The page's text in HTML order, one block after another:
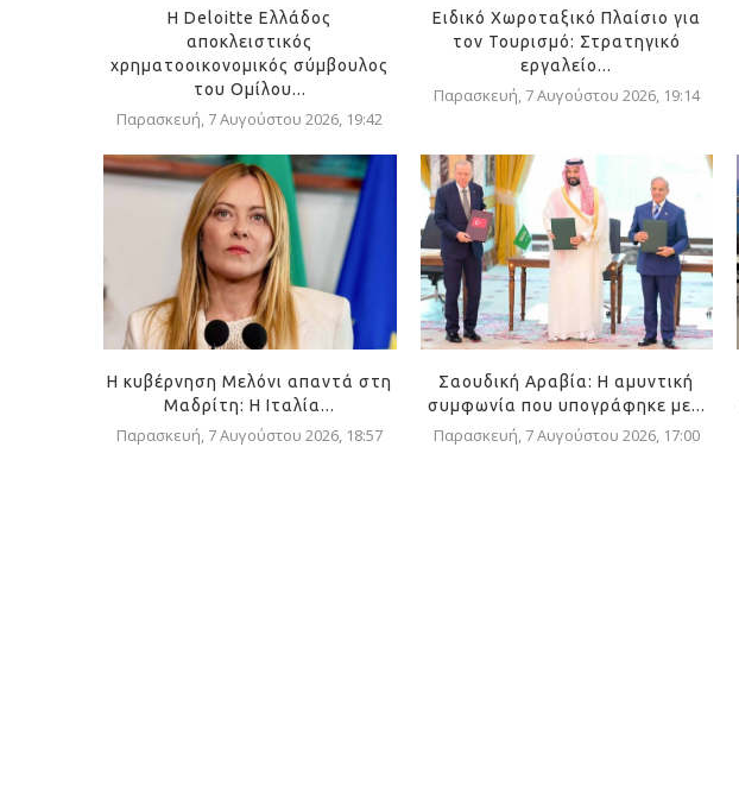
Η Deloitte Ελλάδος
αποκλειστικός
χρηματοοικονομικός σύμβουλος
του Ομίλου...
Παρασκευή, 7 Αυγούστου 2026, 19:42
Ειδικό Χωροταξικό Πλαίσιο για
τον Τουρισμό: Στρατηγικό
εργαλείο...
Παρασκευή, 7 Αυγούστου 2026, 19:14
Η κυβέρνηση Μελόνι απαντά στη
Μαδρίτη: Η Ιταλία...
Παρασκευή, 7 Αυγούστου 2026, 18:57
Σαουδική Αραβία: Η αμυντική
συμφωνία που υπογράφηκε με...
Παρασκευή, 7 Αυγούστου 2026, 17:00